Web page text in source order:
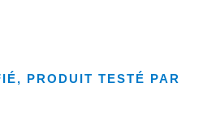
PRODUIT TESTÉ PAR